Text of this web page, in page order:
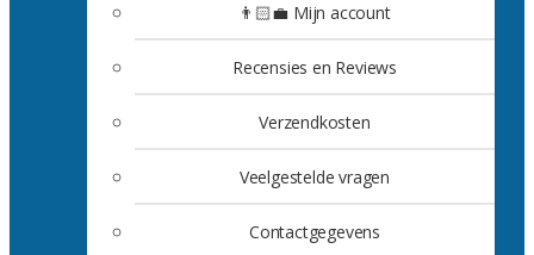
👨🏻‍💼 Mijn account
Recensies en Reviews
Verzendkosten
Veelgestelde vragen
Contactgegevens